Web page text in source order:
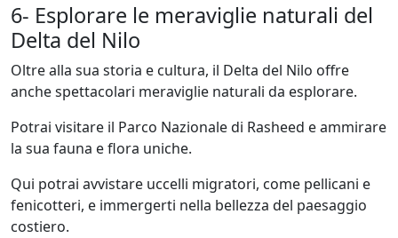
6- Esplorare le meraviglie naturali del
Delta del Nilo
Oltre alla sua storia e cultura, il Delta del Nilo offre
anche spettacolari meraviglie naturali da esplorare.
Potrai visitare il Parco Nazionale di Rasheed e ammirare
la sua fauna e flora uniche.
Qui potrai avvistare uccelli migratori, come pellicani e
fenicotteri, e immergerti nella bellezza del paesaggio
costiero.